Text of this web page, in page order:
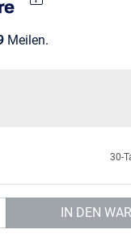
Meilen.
30-
IN DEN